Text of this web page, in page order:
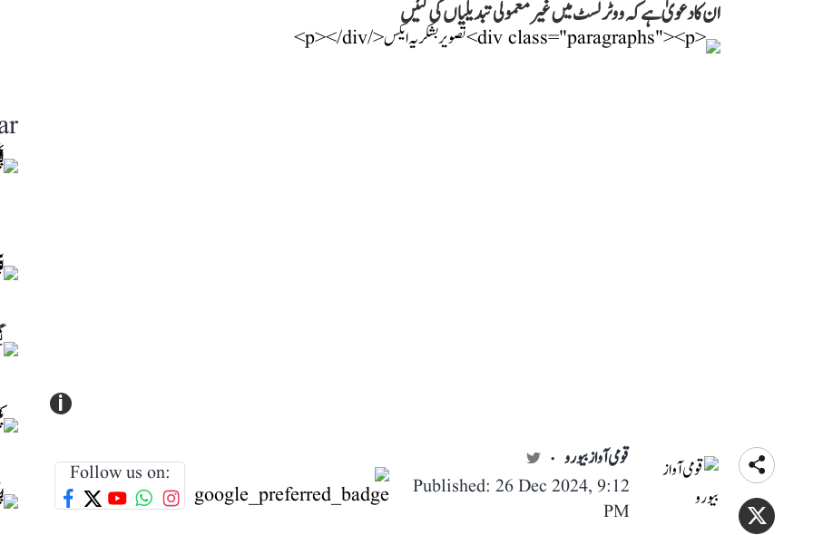
ان کا دعویٰ ہے کہ ووٹر لسٹ میں غیرمعمولی تبدیلیاں کی گئیں
i
قومی آواز بیورو
Published: 26 Dec 2024, 9:12
PM
Follow us on: